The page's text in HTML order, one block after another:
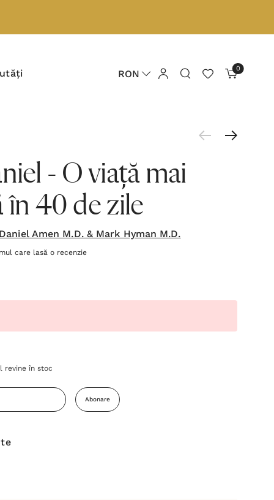
RON 0
- O viață mai
în 40 de zile
Amen M.D. & Mark Hyman M.D.
care lasă o recenzie
revine în stoc
Abonare